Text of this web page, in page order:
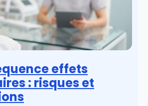
effets
: risques et